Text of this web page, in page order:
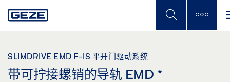
to
SLIMDRIVE EMD F-IS 平开门驱动系统
带可拧接螺销的导轨 EMD *